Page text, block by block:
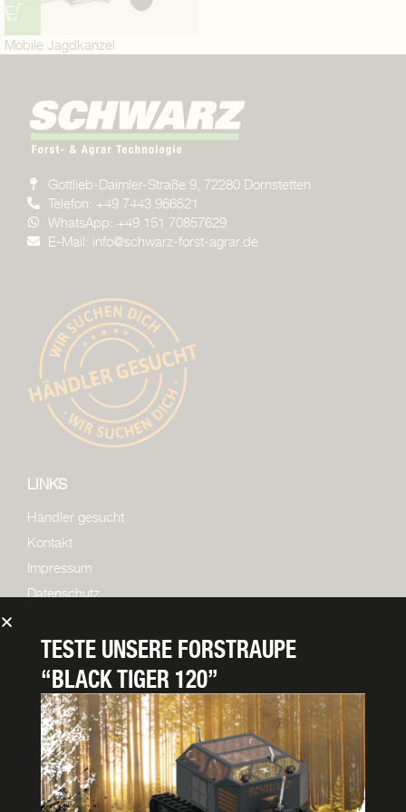
Mobile Jagdkanzel
Gottlieb-Daimler-Straße 9, 72280 Dornstetten
Telefon: +49 7443 966521
WhatsApp: +49 151 70857629
E-Mail: info@schwarz-forst-agrar.de
LINKS
Händler gesucht
Kontakt
Impressum
Datenschutz
TESTE UNSERE FORSTRAUPE
“BLACK TIGER 120”